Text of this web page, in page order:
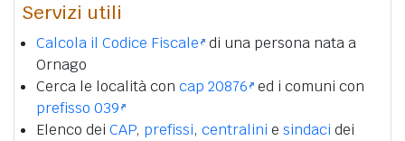
Servizi utili
Calcola il Codice Fiscale di una persona nata a
Ornago
Cerca le località con cap 20876 ed i comuni con
prefisso 039
Elenco dei CAP, prefissi, centralini e sindaci dei